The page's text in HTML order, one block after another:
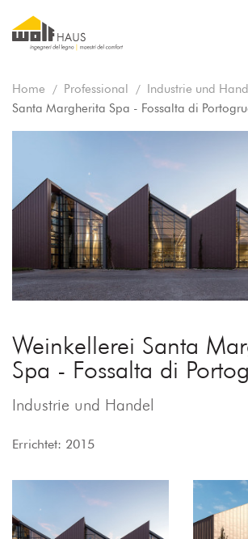
Home Professional Industrie und
Santa Margherita Spa - Fossalta di
Weinkellerei Santa
Spa - Fossalta di
Industrie und Handel
Errichtet: 2015